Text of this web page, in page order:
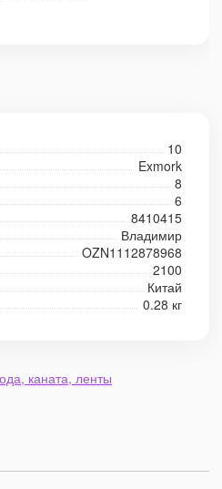
10
Exmork
8
6
8410415
Владимир
OZN1112878968
2100
Китай
0.28 кг
каната, ленты